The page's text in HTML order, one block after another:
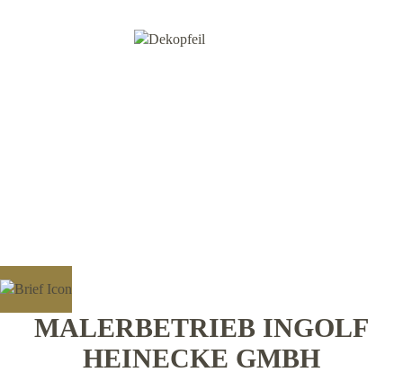
MALERBETRIEB INGOLF
HEINECKE GMBH